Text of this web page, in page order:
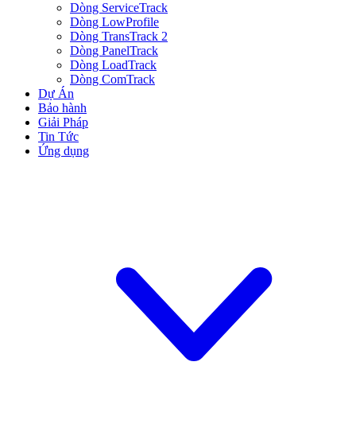
Dòng ServiceTrack
Dòng LowProfile
Dòng TransTrack 2
Dòng PanelTrack
Dòng LoadTrack
Dòng ComTrack
Dự Án
Bảo hành
Giải Pháp
Tin Tức
Ứng dụng